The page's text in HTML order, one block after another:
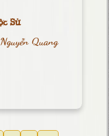
Sử
Quang